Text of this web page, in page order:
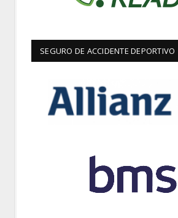
SEGURO DE ACCIDENTE DEPORTIVO